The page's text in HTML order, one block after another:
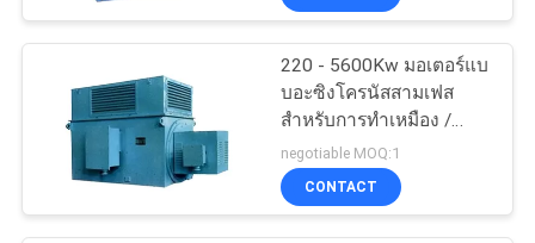
ขอ
เสนอ
ราคา
เจาะปั๊มโคลน
4
220 - 5600Kw มอเตอร์แบ
บอะซิงโครนัสสามเฟส
สำหรับการทำเหมือง /
เครื่องจักรซีรี่ส์ YR
negotiable MOQ:1
CONTACT